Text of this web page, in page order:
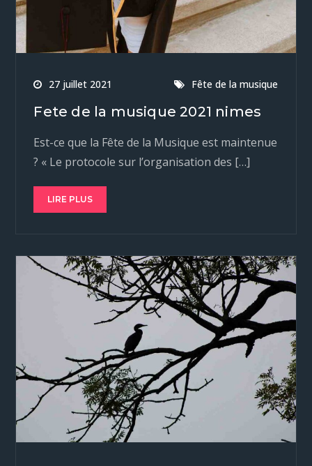
27 juillet 2021 Fête de la musique
Fete de la musique 2021 nimes
Est-ce que la Fête de la Musique est maintenue
? « Le protocole sur l’organisation des […]
LIRE PLUS